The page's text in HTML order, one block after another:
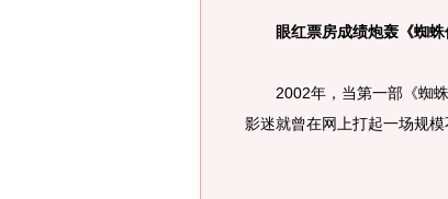
眼红票房成绩炮轰《蜘蛛
2002年，当第一部《蜘蛛
影迷就曾在网上打起一场规模